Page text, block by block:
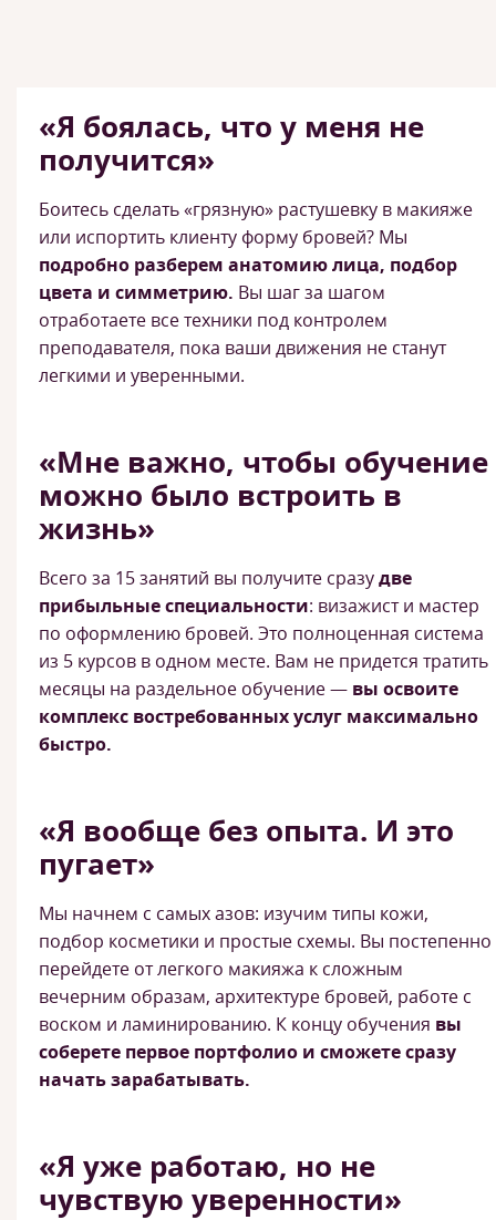
«Я боялась, что у меня не
получится»
Боитесь сделать «грязную» растушевку в макияже
или испортить клиенту форму бровей? Мы
подробно разберем анатомию лица, подбор
цвета и симметрию. Вы шаг за шагом
отработаете все техники под контролем
преподавателя, пока ваши движения не станут
легкими и уверенными.
«Мне важно, чтобы обучение
можно было встроить в
жизнь»
Всего за 15 занятий вы получите сразудве
прибыльные специальности: визажист и мастер
по оформлению бровей. Это полноценная система
из 5 курсов в одном месте. Вам не придется тратить
месяцы на раздельное обучение — вы освоите
комплекс востребованных услуг максимально
быстро.
«Я вообще без опыта. И это
пугает»
Мы начнем с самых азов: изучим типы кожи,
подбор косметики и простые схемы. Вы постепенно
перейдете от легкого макияжа к сложным
вечерним образам, архитектуре бровей, работе с
воском и ламинированию. К концу обучения вы
соберете первое портфолио и сможете сразу
начать зарабатывать.
«Я уже работаю, но не
чувствую уверенности»